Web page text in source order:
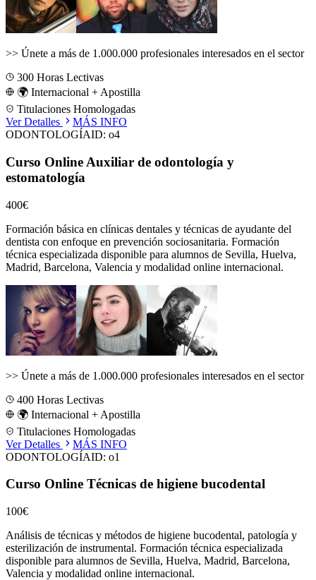
>> Únete a más de 1.000.000 profesionales interesados en el sector
300 Horas Lectivas
🌍 Internacional + Apostilla
Titulaciones Homologadas
Ver Detalles
MÁS INFO
ODONTOLOGÍAID: o4
Curso Online Auxiliar de odontología y
estomatología
400€
Formación básica en clínicas dentales y técnicas de ayudante del
dentista con enfoque en prevención sociosanitaria. Formación
técnica especializada disponible para alumnos de Sevilla, Huelva,
Madrid, Barcelona, Valencia y modalidad online internacional.
>> Únete a más de 1.000.000 profesionales interesados en el sector
400 Horas Lectivas
🌍 Internacional + Apostilla
Titulaciones Homologadas
Ver Detalles
MÁS INFO
ODONTOLOGÍAID: o1
Curso Online Técnicas de higiene bucodental
100€
Análisis de técnicas y métodos de higiene bucodental, patología y
esterilización de instrumental. Formación técnica especializada
disponible para alumnos de Sevilla, Huelva, Madrid, Barcelona,
Valencia y modalidad online internacional.